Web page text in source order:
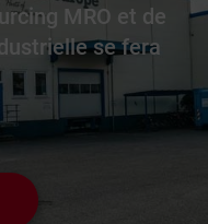
MRO et de
se fera